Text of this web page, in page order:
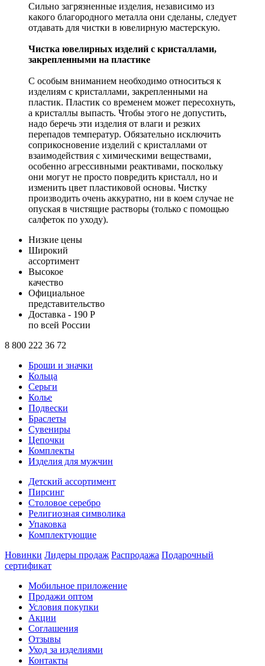
Сильно загрязненные изделия, независимо из
какого благородного металла они сделаны, следует
отдавать для чистки в ювелирную мастерскую.
Чистка ювелирных изделий с кристаллами,
закрепленными на пластике
С особым вниманием необходимо относиться к
изделиям с кристаллами, закрепленными на
пластик. Пластик со временем может пересохнуть,
а кристаллы выпасть. Чтобы этого не допустить,
надо беречь эти изделия от влаги и резких
перепадов температур. Обязательно исключить
соприкосновение изделий с кристаллами от
взаимодействия с химическими веществами,
особенно агрессивными реактивами, поскольку
они могут не просто повредить кристалл, но и
изменить цвет пластиковой основы. Чистку
производить очень аккуратно, ни в коем случае не
опуская в чистящие растворы (только с помощью
салфеток по уходу).
Низкие цены
Широкий
ассортимент
Высокое
качество
Официальное
представительство
Доставка - 190 Р
по всей России
8 800 222 36 72
Броши и значки
Кольца
Серьги
Колье
Подвески
Браслеты
Сувениры
Цепочки
Комплекты
Изделия для мужчин
Детский ассортимент
Пирсинг
Столовое серебро
Религиозная символика
Упаковка
Комплектующие
Новинки Лидеры продаж Распродажа Подарочный
сертификат
Мобильное приложение
Продажи оптом
Условия покупки
Акции
Соглашения
Отзывы
Уход за изделиями
Контакты